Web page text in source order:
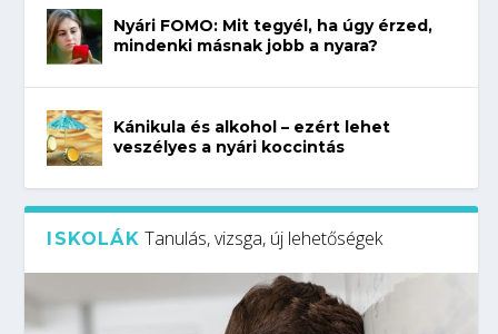
Nyári FOMO: Mit tegyél, ha úgy érzed,
mindenki másnak jobb a nyara?
Kánikula és alkohol – ezért lehet
veszélyes a nyári koccintás
ISKOLÁK Tanulás, vizsga, új lehetőségek